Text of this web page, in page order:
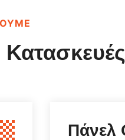
Κατασκευές
Οροφής